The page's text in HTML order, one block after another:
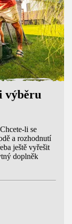
výběru
li se
a rozhodnutí
ještě vyřešit
doplněk